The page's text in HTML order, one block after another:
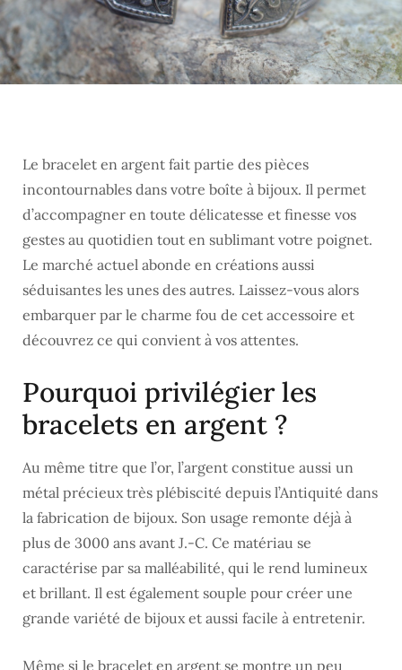
Le bracelet en argent fait partie des pièces
incontournables dans votre boîte à bijoux. Il permet
d’accompagner en toute délicatesse et finesse vos
gestes au quotidien tout en sublimant votre poignet.
Le marché actuel abonde en créations aussi
séduisantes les unes des autres. Laissez-vous alors
embarquer par le charme fou de cet accessoire et
découvrez ce qui convient à vos attentes.
Pourquoi privilégier les
bracelets en argent ?
Au même titre que l’or, l’argent constitue aussi un
métal précieux très plébiscité depuis l’Antiquité dans
la fabrication de bijoux. Son usage remonte déjà à
plus de 3000 ans avant J.-C. Ce matériau se
caractérise par sa malléabilité, qui le rend lumineux
et brillant. Il est également souple pour créer une
grande variété de bijoux et aussi facile à entretenir.
Même si le bracelet en argent se montre un peu